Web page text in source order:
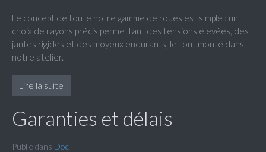
Le concept de toute notre gamme de roues est simple : un
choix de rayons précis permettant des tensions élevées, des
jantes rigides et des moyeux endurants, le tout monté dans
notre atelier.
Lire la suite
Garanties et délais
Publié dans Doc